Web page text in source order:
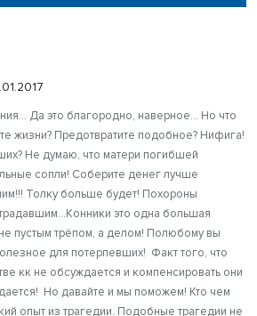
Да это благородно, наверное... Но что
жизни? Предотвратите подобное? Нифига!
Не думаю, что матери погибшей
сопли! Соберите денег лучше
Толку больше будет! Похороны
это одна большая
пустым трёпом, а делом! Полюбому вы
для потерпевших! Факт того, что
кк не обсуждается и компенсировать они
Но давайте и мы поможем! Кто чем
опыт из трагедии. Подобные трагедии не